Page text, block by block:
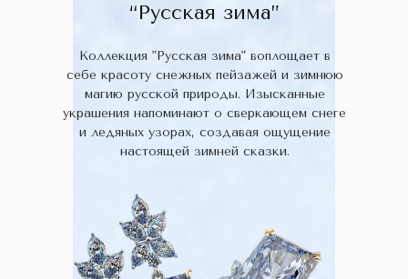
“Русская зима”
Коллекция "Русская зима" воплощает в
себе красоту снежных пейзажей и зимнюю
магию русской природы. Изысканные
украшения напоминают о сверкающем снеге
и ледяных узорах, создавая ощущение
настоящей зимней сказки.